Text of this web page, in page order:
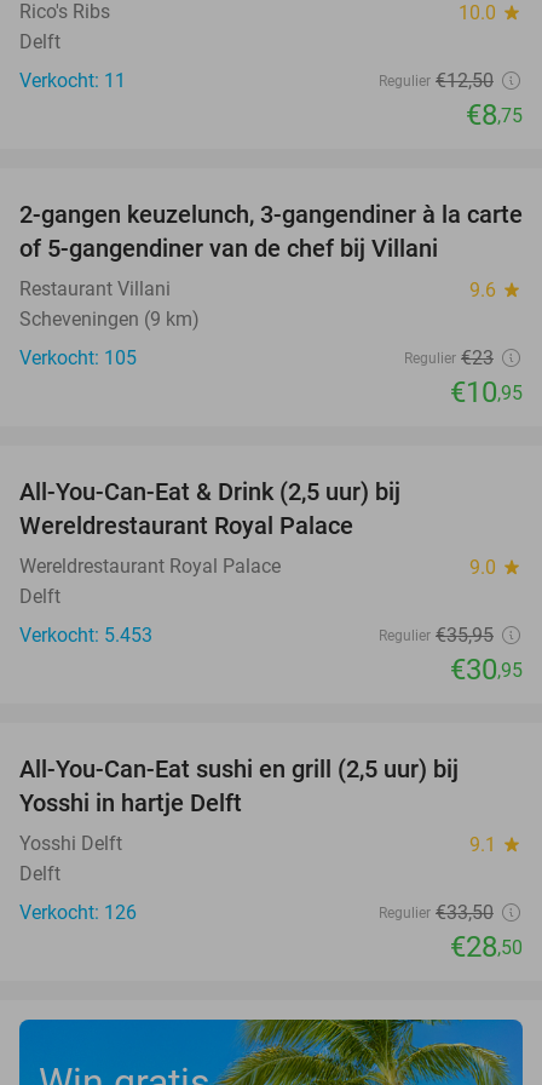
Rico's Ribs 10.0 star
Delft
Verkocht: 11
Regulier €12,50
€8,75
52%
2-gangen keuzelunch, 3-gangendiner à la carte
of 5-gangendiner van de chef bij Villani
Restaurant Villani 9.6 star
Scheveningen (9 km)
Verkocht: 105
Regulier €23
€10,95
All-You-Can-Eat & Drink (2,5 uur) bij
Wereldrestaurant Royal Palace
Wereldrestaurant Royal Palace 9.0 star
Delft
Verkocht: 5.453
Regulier €35,95
€30,95
All-You-Can-Eat sushi en grill (2,5 uur) bij
Yosshi in hartje Delft
Yosshi Delft 9.1 star
Delft
Verkocht: 126
Regulier €33,50
€28,50